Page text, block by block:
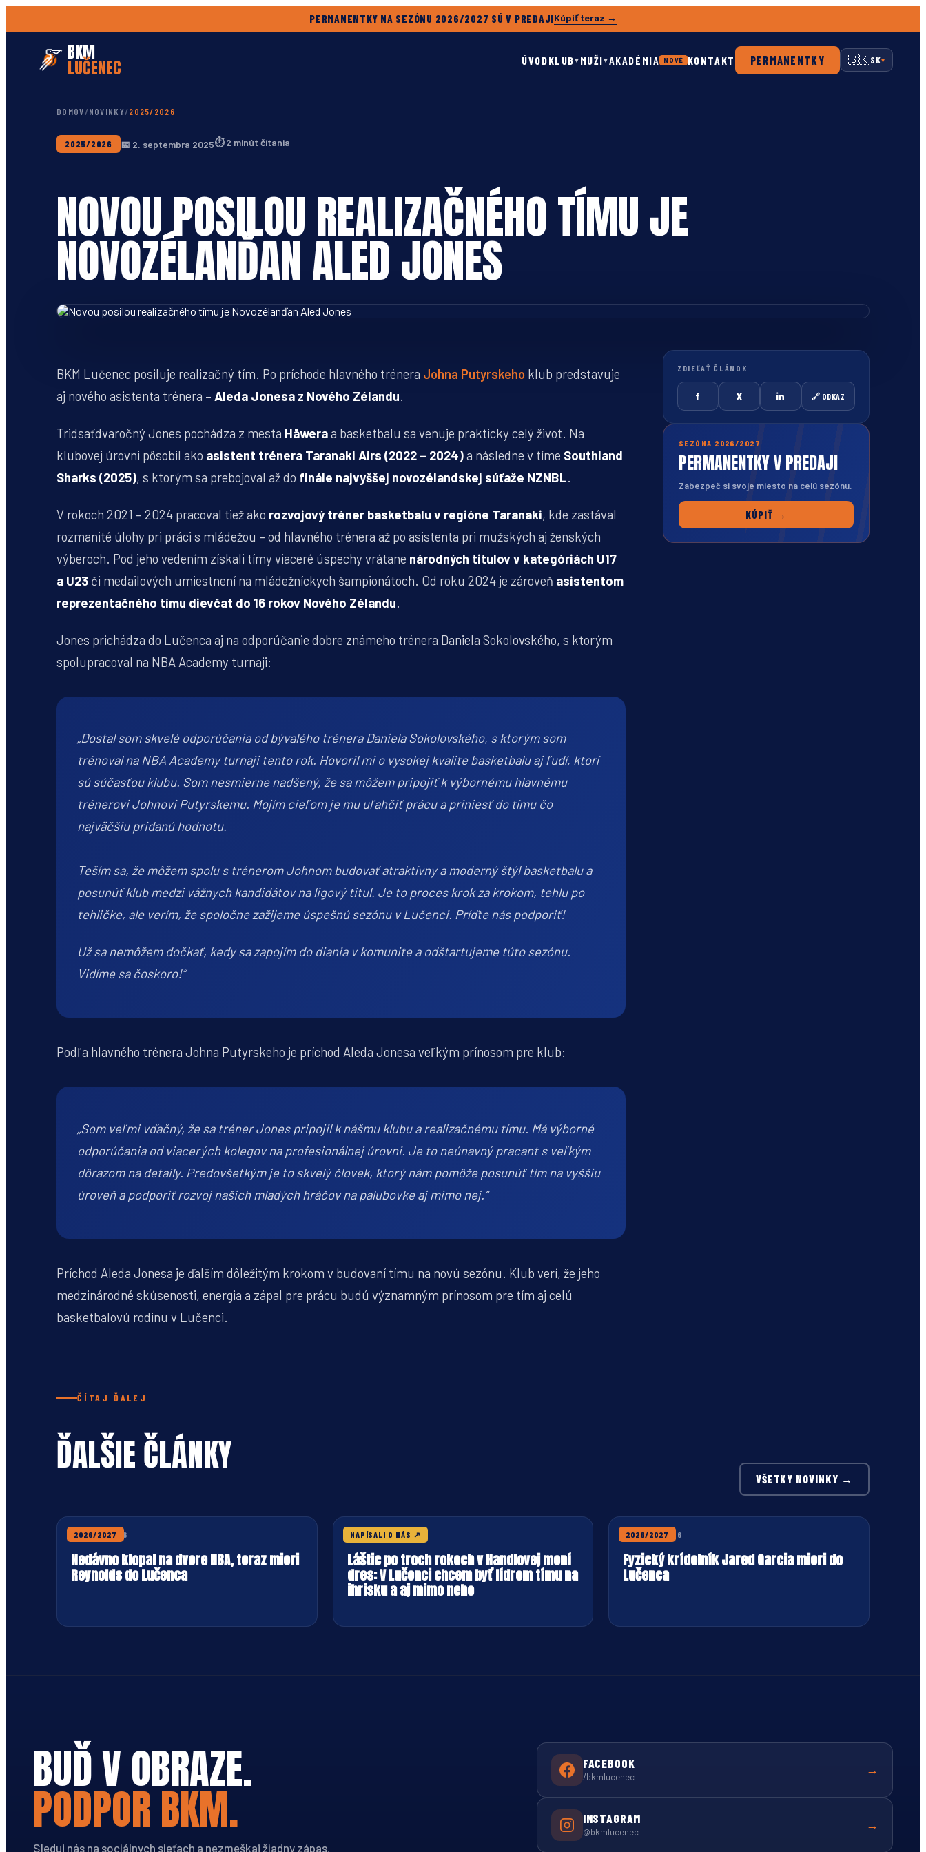
PERMANENTKY NA SEZÓNU 2026/2027 SÚ V PREDAJIKúpiť teraz →
BKM
LUČENEC 🇸🇰SK▾
ÚVODKLUB▾ MUŽI▾AKADÉMIA NOVÉ KONTAKT PERMANENTKY
DOMOV/NOVINKY/2025/2026
2025/2026 📅 2. septembra 2025⏱2 minút čítania
NOVOU POSILOU REALIZAČNÉHO TÍMU JE
NOVOZÉLANĎAN ALED JONES
Foto: BKM Lučenec
BKM Lučenec posiluje realizačný tím. Po príchode hlavného trénera Johna Putyrskeho klub predstavuje
aj nového asistenta trénera – Aleda Jonesa z Nového Zélandu.
Tridsaťdvaročný Jones pochádza z mesta Hāweraa basketbalu sa venuje prakticky celý život. Na
klubovej úrovni pôsobil ako asistent trénera Taranaki Airs (2022 – 2024)a následne v tíme Southland
Sharks (2025), s ktorým sa prebojoval až do finále najvyššej novozélandskej súťaže NZNBL.
V rokoch 2021 – 2024 pracoval tiež ako rozvojový tréner basketbalu v regióne Taranaki, kde zastával
rozmanité úlohy pri práci s mládežou – od hlavného trénera až po asistenta pri mužských aj ženských
výberoch. Pod jeho vedením získali tímy viaceré úspechy vrátane národných titulov v kategóriách U17
a U23 či medailových umiestnení na mládežníckych šampionátoch. Od roku 2024 je zároveň asistentom
reprezentačného tímu dievčat do 16 rokov Nového Zélandu.
Jones prichádza do Lučenca aj na odporúčanie dobre známeho trénera Daniela Sokolovského, s ktorým
spolupracoval na NBA Academy turnaji:
„Dostal som skvelé odporúčania od bývalého trénera Daniela Sokolovského, s ktorým som
trénoval na NBA Academy turnaji tento rok. Hovoril mi o vysokej kvalite basketbalu aj ľudí, ktorí
sú súčasťou klubu. Som nesmierne nadšený, že sa môžem pripojiť k výbornému hlavnému
trénerovi Johnovi Putyrskemu. Mojím cieľom je mu uľahčiť prácu a priniesť do tímu čo
najväčšiu pridanú hodnotu.
Teším sa, že môžem spolu s trénerom Johnom budovať atraktívny a moderný štýl basketbalu a
posunúť klub medzi vážnych kandidátov na ligový titul. Je to proces krok za krokom, tehlu po
tehličke, ale verím, že spoločne zažijeme úspešnú sezónu v Lučenci. Príďte nás podporiť!
Už sa nemôžem dočkať, kedy sa zapojím do diania v komunite a odštartujeme túto sezónu.
Vidíme sa čoskoro!“
Podľa hlavného trénera Johna Putyrskeho je príchod Aleda Jonesa veľkým prínosom pre klub:
„Som veľmi vďačný, že sa tréner Jones pripojil k nášmu klubu a realizačnému tímu. Má výborné
odporúčania od viacerých kolegov na profesionálnej úrovni. Je to neúnavný pracant s veľkým
dôrazom na detaily. Predovšetkým je to skvelý človek, ktorý nám pomôže posunúť tím na vyššiu
úroveň a podporiť rozvoj našich mladých hráčov na palubovke aj mimo nej.“
Príchod Aleda Jonesa je ďalším dôležitým krokom v budovaní tímu na novú sezónu. Klub verí, že jeho
medzinárodné skúsenosti, energia a zápal pre prácu budú významným prínosom pre tím aj celú
basketbalovú rodinu v Lučenci.
ZDIEĽAŤ ČLÁNOK
f X in 🔗 ODKAZ
SEZÓNA 2026/2027
PERMANENTKY V PREDAJI
Zabezpeč si svoje miesto na celú sezónu.
KÚPIŤ →
ČÍTAJ ĎALEJ
ĎALŠIE ČLÁNKY
VŠETKY NOVINKY →
2026/2027
31. JÚLA 2026
Nedávno klopal na dvere NBA, teraz mieri
Reynolds do Lučenca
NAPÍSALI O NÁS ↗
30. JÚLA 2026
Láštic po troch rokoch v Handlovej mení
dres: V Lučenci chcem byť lídrom tímu na
ihrisku a aj mimo neho
2026/2027
22. JÚLA 2026
Fyzický krídelník Jared Garcia mieri do
Lučenca
BUĎ V OBRAZE.
PODPOR BKM.
Sleduj nás na sociálnych sieťach a nezmeškaj žiadny zápas,
FACEBOOK
/bkmlucenec →
INSTAGRAM
@bkmlucenec →